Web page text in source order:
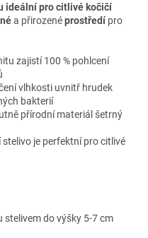
ideální pro citlivé kočičí
a přirozenéprostředí pro
zajistí 100 % pohlcení
vlhkosti uvnitř hrudek
bakterií
přírodní materiál šetrný
je perfektní pro citlivé
do výšky 5-7 cm